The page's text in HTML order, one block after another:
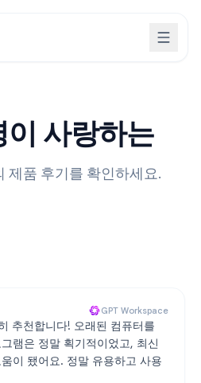
이 사랑하는
제품 후기를 확인하세요.
GPT Workspace
추천합니다! 오래된 컴퓨터를
램은 정말 획기적이었고, 최신
이 됐어요. 정말 유용하고 사용